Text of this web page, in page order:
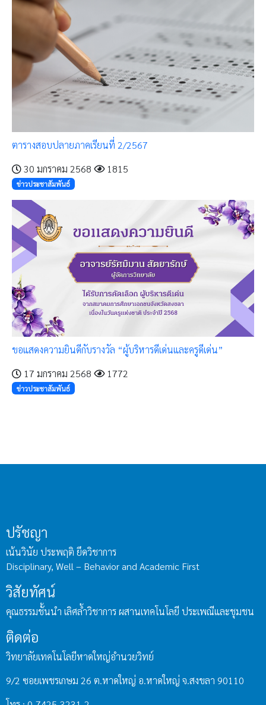
ตารางสอบปลายภาคเรียนที่ 2/2567
30 มกราคม 2568
1815
ข่าวประชาสัมพันธ์
ขอแสดงความยินดีกับรางวัล “ผู้บริหารดีเด่นและครูดีเด่น”
17 มกราคม 2568
1772
ข่าวประชาสัมพันธ์
ปรัชญา
เน้นวินัย ประพฤติ ยึดวิชาการ
Disciplinary, Well – Behavior and Academic First
วิสัยทัศน์
คุณธรรมชั้นนำ เลิศล้ำวิชาการ ผสานเทคโนโลยี ประเพณีและชุมชน
ติดต่อ
วิทยาลัยเทคโนโลยีหาดใหญ่อำนวยวิทย์
9/2 ซอยเพชรเกษม 26 ต.หาดใหญ่ อ.หาดใหญ่ จ.สงขลา 90110